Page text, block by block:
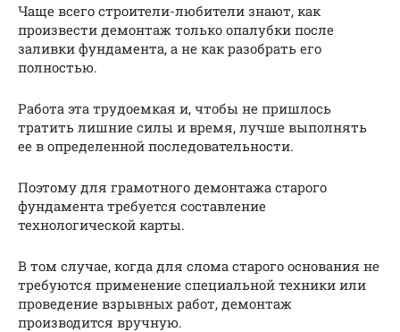
Чаще всего строители-любители знают, как
произвести демонтаж только опалубки после
заливки фундамента, а не как разобрать его
полностью.
Работа эта трудоемкая и, чтобы не пришлось
тратить лишние силы и время, лучше выполнять
ее в определенной последовательности.
Поэтому для грамотного демонтажа старого
фундамента требуется составление
технологической карты.
В том случае, когда для слома старого основания не
требуются применение специальной техники или
проведение взрывных работ, демонтаж
производится вручную.